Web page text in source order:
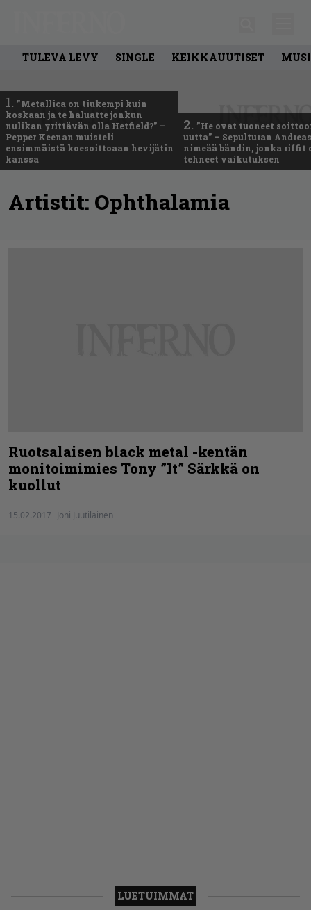
TULEVA LEVY SINGLE KEIKKAUUTISET
1. ”Metallica on tiukempi kuin
koskaan ja te haluatte jonkun
nulikan yrittävän olla Hetfield?” –
Pepper Keenan muisteli
ensimmäistä koesoittoaan hevijätin
kanssa
2. ”He ovat tuoneet
uutta” – Sepulturan
nimeää bändin, jonka riffit
tehneet vaikutuksen
Artistit: Ophthalamia
Ruotsalaisen black metal -kentän
monitoimimies Tony ”It” Särkkä on
kuollut
15.02.2017 Joni Juutilainen
LUETUIMMAT